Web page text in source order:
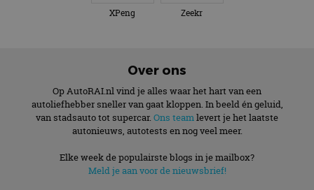
XPeng Zeekr
Over ons
Op AutoRAI.nl vind je alles waar het hart van een
autoliefhebber sneller van gaat kloppen. In beeld én geluid,
van stadsauto tot supercar. Ons teamlevert je het laatste
autonieuws, autotests en nog veel meer.
Elke week de populairste blogs in je mailbox?
Meld je aan voor de nieuwsbrief!